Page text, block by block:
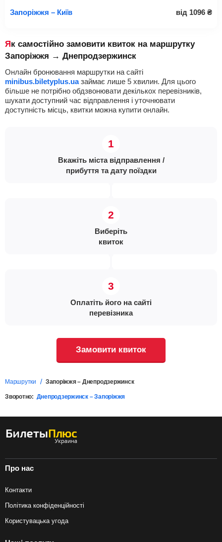
Запоріжжя – Київ
від 1096 ₴
Як самостійно замовити квиток на маршрутку
Запоріжжя → Днепродзержинск
Онлайн бронювання маршрутки на сайті
minibus.biletyplus.uaзаймає лише 5 хвилин. Для цього
більше не потрібно обдзвонювати декількох перевізників,
шукати доступний час відправлення і уточнювати
доступність місць, квитки можна купити онлайн.
Вкажіть міста відправлення /
прибуття та дату поїздки
Виберіть
квиток
Оплатіть його на сайті
перевізника
Замовити квиток
Маршрутки Запоріжжя – Днепродзержинск
Зворотно: Днепродзержинск – Запоріжжя
Про нас
Контакти
Політика конфіденційності
Користувацька угода